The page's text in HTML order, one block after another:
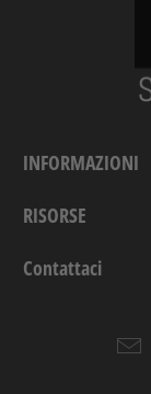
INFORMAZIONI
RISORSE
Contattaci